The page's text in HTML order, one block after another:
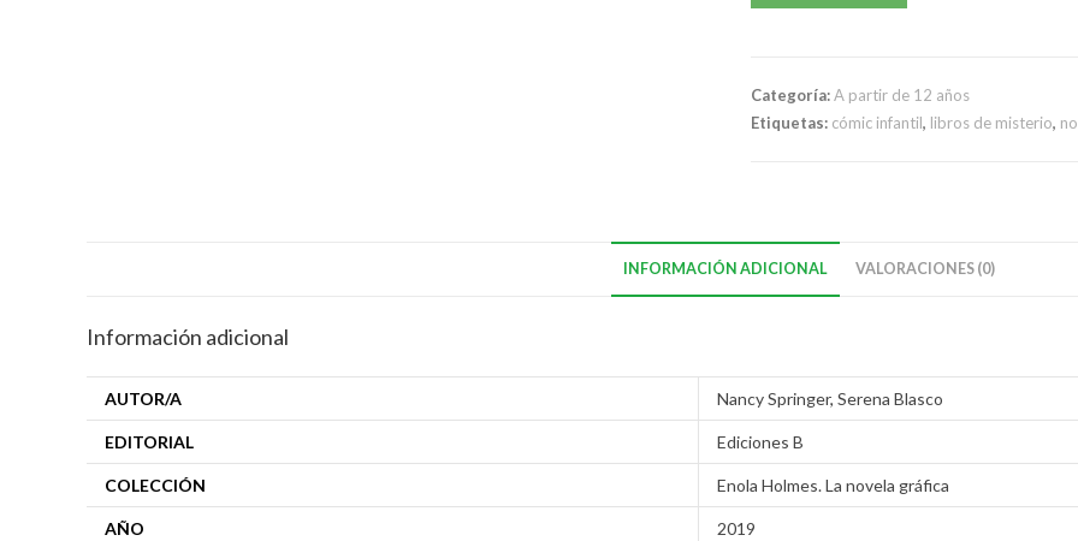
Categoría:A partir de 12 años
Etiquetas: cómic infantil, libros de misterio,
INFORMACIÓN ADICIONAL VALORACIONES (0)
Información adicional
AUTOR/A Nancy Springer, Serena Blasco
EDITORIAL Ediciones B
COLECCIÓN Enola Holmes. La novela gráfica
AÑO 2019